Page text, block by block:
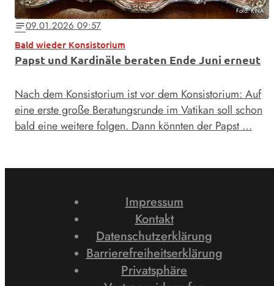
Foto: KNA
notes09.01.2026 09:57
Bald wieder Konsistorium
Papst und Kardinäle beraten Ende Juni erneut
Nach dem Konsistorium ist vor dem Konsistorium: Auf
eine erste große Beratungsrunde im Vatikan soll schon
bald eine weitere folgen. Dann könnten der Papst …
Impressum
Kontakt
Datenschutzerklärung
Barrierefreiheitserklärung
Privatsphäre